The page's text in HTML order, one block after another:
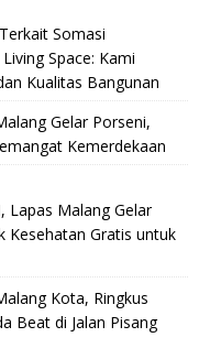
Somasi
Space: Kami
Kualitas Bangunan
Gelar Porseni,
Kemerdekaan
Lapas Malang Gelar
Kesehatan Gratis untuk
Kota, Ringkus
Beat di Jalan Pisang